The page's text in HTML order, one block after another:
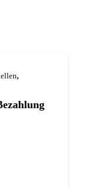
,